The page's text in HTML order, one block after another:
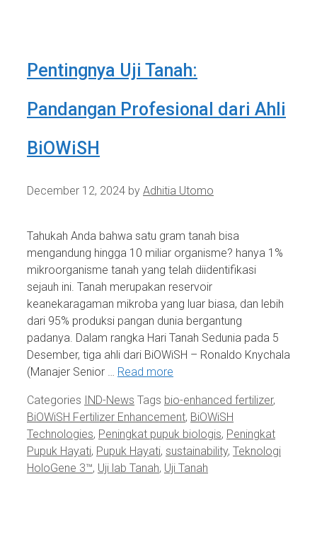
Pentingnya Uji Tanah:
Pandangan Profesional dari Ahli
BiOWiSH
December 12, 2024 by Adhitia Utomo
Tahukah Anda bahwa satu gram tanah bisa
mengandung hingga 10 miliar organisme? hanya 1%
mikroorganisme tanah yang telah diidentifikasi
sejauh ini. Tanah merupakan reservoir
keanekaragaman mikroba yang luar biasa, dan lebih
dari 95% produksi pangan dunia bergantung
padanya. Dalam rangka Hari Tanah Sedunia pada 5
Desember, tiga ahli dari BiOWiSH – Ronaldo Knychala
(Manajer Senior … Read more
Categories IND-News Tags bio-enhanced fertilizer,
BiOWiSH Fertilizer Enhancement, BiOWiSH
Technologies, Peningkat pupuk biologis, Peningkat
Pupuk Hayati, Pupuk Hayati, sustainability, Teknologi
HoloGene 3™, Uji lab Tanah, Uji Tanah